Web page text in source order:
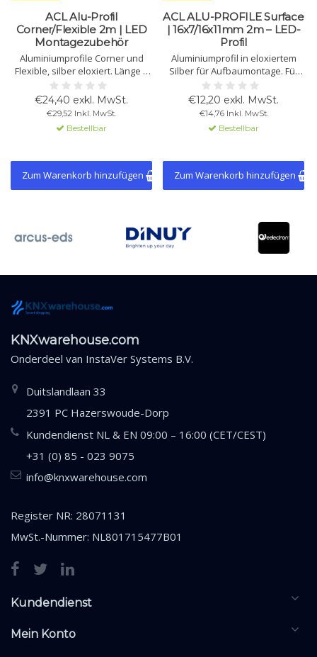
ACL Alu-Profil
Corner/Flexible 2m | LED
Montagezubehör
Aluminiumprofile Corner und
Flexible, silber eloxiert. Länge 2
m, für flexible LED-Stripes bis 8
mm. Montage mit separat
erhältlichen Abdeckungen und
Zubehör.
€24,40 exkl. MwSt.
€29,52 Inkl. MwSt.
Bestellbar
Zum Warenkorb hinzufügen
ACL ALU-PROFILE Surface
| 16x7/16x11mm 2m – LED-
Profil
Aluminiumprofil in eloxiertem
Silber für Aufbaumontage. Für
LED-Streifen bis 8 mm, Größen
16x7 mm und 16x11 mm, Länge 2
m. Passende Abdeckungen und
Zubehör separat erhältlich.
€12,20 exkl. MwSt.
€14,76 Inkl. MwSt.
Bestellbar
Zum Warenkorb hinzufügen
KNXwarehouse.com
Onderdeel van InstaVer Systems B.V.
Duitslandlaan 33
2391 PC Hazerswoude-Dorp
Kundendienst NL & EN 09:00 – 16:00 (CET/CEST)
+31 (0) 85 - 023 9075
info@knxwarehouse.com
Register NR: 28071131
MwSt.-Nummer: NL801715477B01
Kundendienst
Mein Konto